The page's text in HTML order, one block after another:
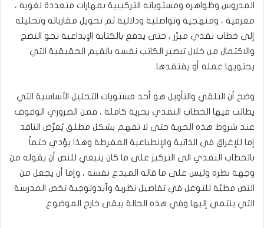
المدروس وظواهره ومستوياته التركيبية بمهارات متعددة لغوية ،
معرفية ، ومنهجية وتواصلية ودلالية ثم تحويل مقارباته وتحليله
إلى خطاب نقدي مبرّر ، حتى يدفع بالكتابة الإبداعية نحو النضج
والاكتمال من خلال تبصير الكاتب نفسه بالقيم الحقيقية التي
يحتويها عمله أو يفتقدها.
وضح أن التلقي والتأويل هو أحد مستويات التحليل الأساسية التي
يطالب فيها الخطاب النقدي بحرية كاملة ، فمن الضروري الوقوف
عند شروط هذه الحرية حتى لا تفهم بشكل مطلق يُعرِّض الناقد
إما للإغراق في الذاتية والإنطباعية المفرطة وهذا يؤدي حتماً
بالخطاب النقدي الى التركيز على ما كان ينبغي للنص أن يقوله من
وجهة نظره وليس على ما قاله المبدع نفسه ، وإما أن يجعل من
النص مطيّة للتوغل في تفاصيل نظرية وآيدولوجية تخص المدرسة
التي ينتمي إليها وفي هذه الحالة يبقى خارج الموضوع.